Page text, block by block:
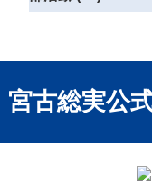
宮古総実公